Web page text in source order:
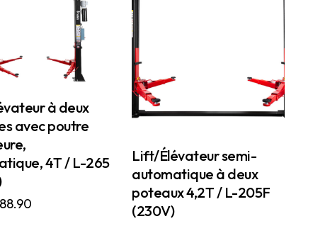
à deux
avec poutre
4T / L-265
Lift/Élévateur semi-
automatique à deux
poteaux 4,2T / L-205F
(230V)